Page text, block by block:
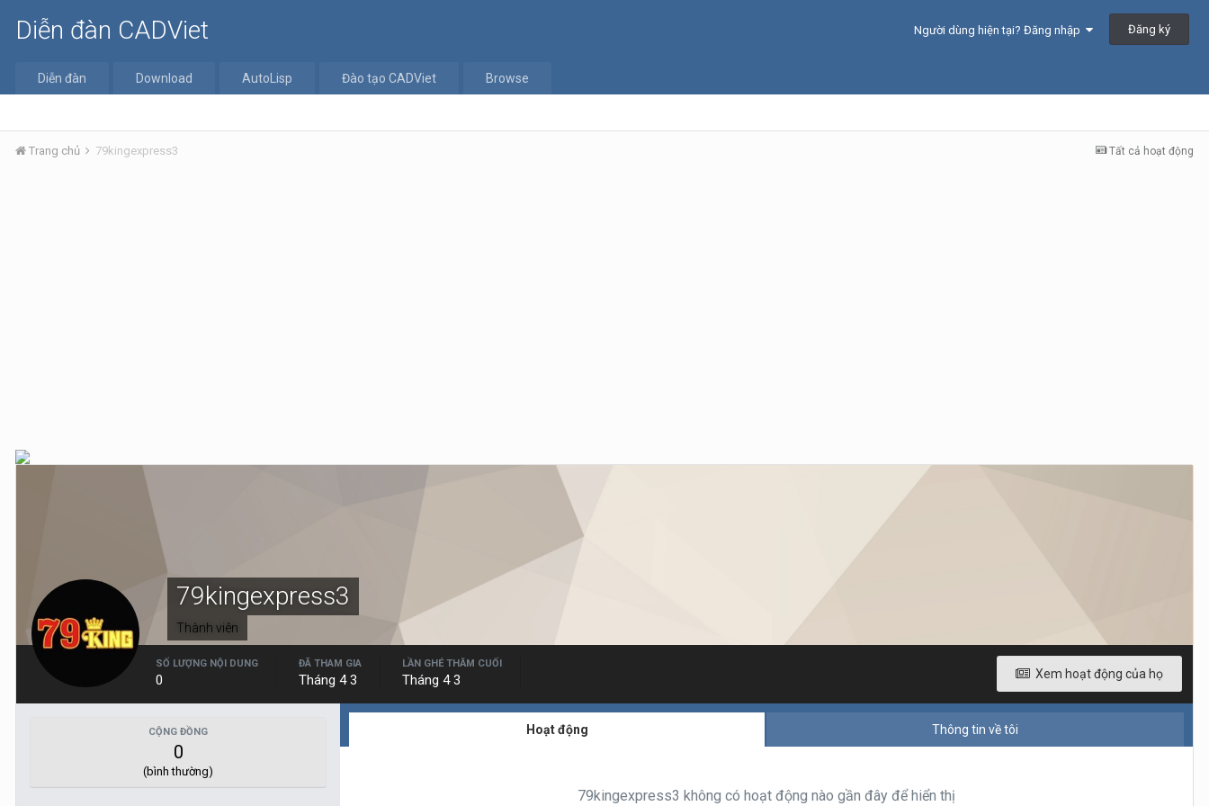
Diễn đàn CADViet Người dùng hiện tại? Đăng nhập Đăng ký
Diễn đàn Download AutoLisp Đào tạo CADViet Browse
Tất cả hoạt động
Trang chủ 79kingexpress3
79kingexpress3
Thành viên
Xem hoạt động của họ
SỐ LƯỢNG NỘI DUNG
0
ĐÃ THAM GIA
Tháng 4 3
LẦN GHÉ THĂM CUỐI
Tháng 4 3
CỘNG ĐỒNG
0
(bình thường)
Hoạt động Thông tin về tôi
79kingexpress3 không có hoạt động nào gần đây để hiển thị